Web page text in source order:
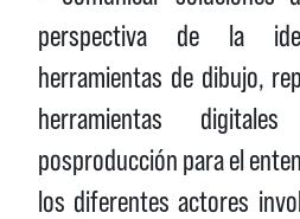
perspectiva de la
herramientas de dibujo,
herramientas
posproducción para el
los diferentes actores